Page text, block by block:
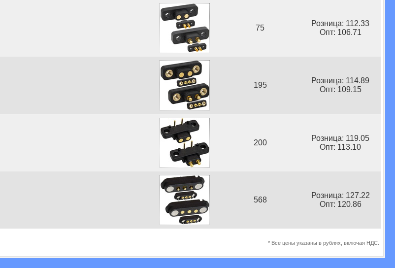
75
Розница: 112.33
Опт: 106.71
195
Розница: 114.89
Опт: 109.15
200
Розница: 119.05
Опт: 113.10
568
Розница: 127.22
Опт: 120.86
* Все цены указаны в рублях, включая НДС.